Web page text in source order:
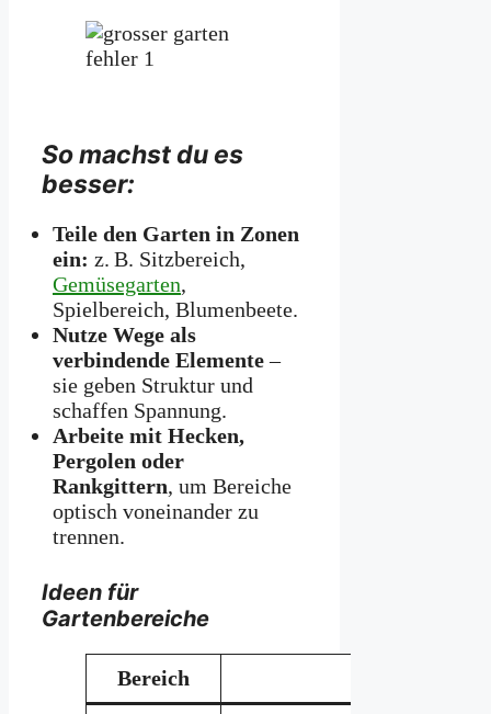
So machst du es
besser:
Teile den Garten in Zonen
ein: z. B. Sitzbereich,
Gemüsegarten,
Spielbereich, Blumenbeete.
Nutze Wege als
verbindende Elemente–
sie geben Struktur und
schaffen Spannung.
Arbeite mit Hecken,
Pergolen oder
Rankgittern, um Bereiche
optisch voneinander zu
trennen.
Ideen für
Gartenbereiche
Bereich